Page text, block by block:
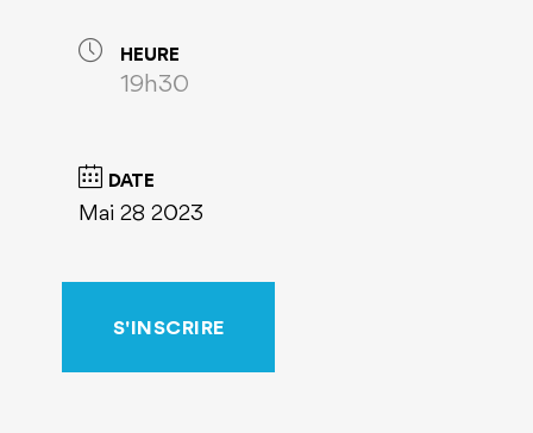
HEURE
19h30
DATE
Mai 28 2023
S'INSCRIRE